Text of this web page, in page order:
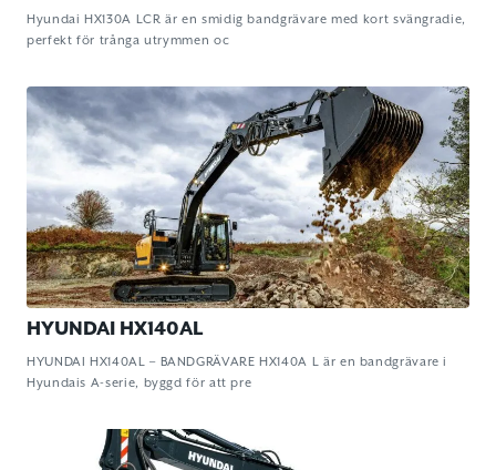
Hyundai HX130A LCR är en smidig bandgrävare med kort svängradie,
perfekt för trånga utrymmen oc
HYUNDAI HX140AL
HYUNDAI HX140AL – BANDGRÄVARE HX140A L är en bandgrävare i
Hyundais A-serie, byggd för att pre